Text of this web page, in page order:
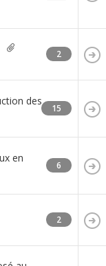
2
des
15
en
6
2